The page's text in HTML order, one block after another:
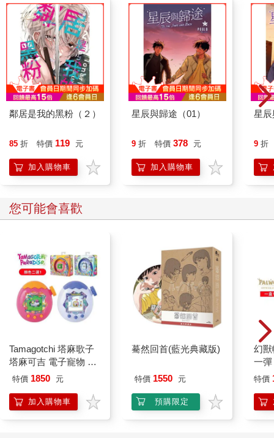
鄰居是我的黑粉（２）
85 折 特價 119 元
加入購物車
星辰與歸途（01）
9 折 特價 378 元
加入購物車
星辰
9 折
您可能會喜歡
Tamagotchi 塔麻歌子
塔麻可吉 電子寵物 樂
園系列（熱帶橙果／極
特價 1850 元
加入購物車
驀然回首(藍光典藏版)
特價 1550 元
預購限定
幻
一彈
特價